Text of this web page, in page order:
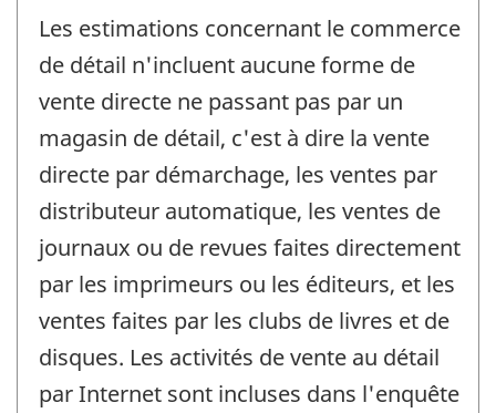
Les estimations concernant le commerce
de détail n'incluent aucune forme de
vente directe ne passant pas par un
magasin de détail, c'est à dire la vente
directe par démarchage, les ventes par
distributeur automatique, les ventes de
journaux ou de revues faites directement
par les imprimeurs ou les éditeurs, et les
ventes faites par les clubs de livres et de
disques. Les activités de vente au détail
par Internet sont incluses dans l'enquête